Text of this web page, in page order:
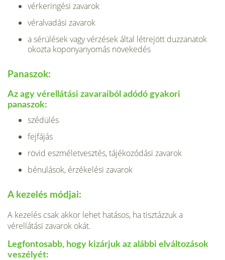
vérkeringési zavarok
véralvadási zavarok
a sérülések vagy vérzések által létrejött duzzanatok
okozta koponyanyomás ­növekedés
Panaszok:
Az agy vérellátási zavaraiból adódó gyakori
panaszok:
szédülés
fejfájás
rövid eszméletvesztés, tájékozódási zavarok
bénulások, érzékelési zavarok
A kezelés módjai:
A kezelés csak akkor lehet hatásos, ha tisztázzuk a
vérellátási zavarok okát.
Leg­fontosabb, hogy kizárjuk az alábbi elváltozások
veszélyét: